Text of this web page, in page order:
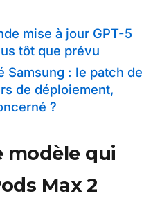
mise à jour GPT-5
tôt que prévu
Samsung : le patch de
de déploiement,
?
modèle qui
Max 2